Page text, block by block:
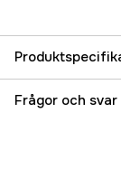
Referensnummer
Frågor och svar